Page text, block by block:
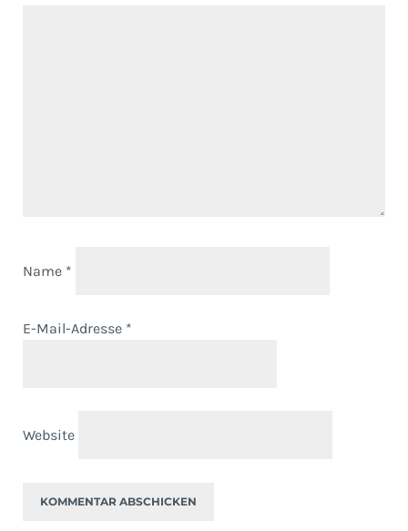
Name *
E-Mail-Adresse *
Website